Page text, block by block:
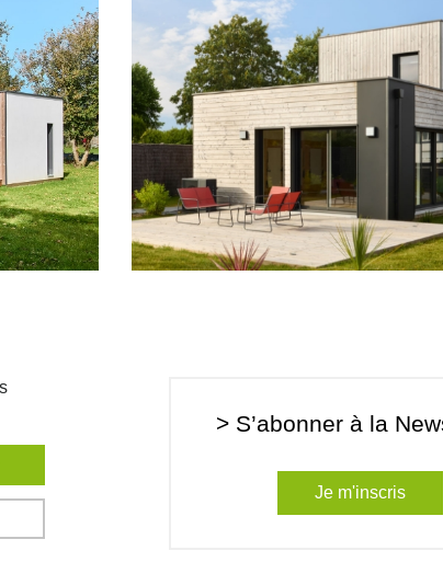
> S’abonner à la
Je m'inscris